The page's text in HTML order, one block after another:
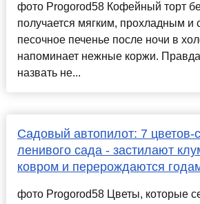
фото Progorod58 Кофейный торт
получается мягким, прохладным и
песочное печенье после ночи в
напоминает нежные коржи.
назвать не...
Садовый автопилот: 7 цветов-
ленивого сада - застилают
ковром и перерождаются
фото Progorod58 Цветы, которые